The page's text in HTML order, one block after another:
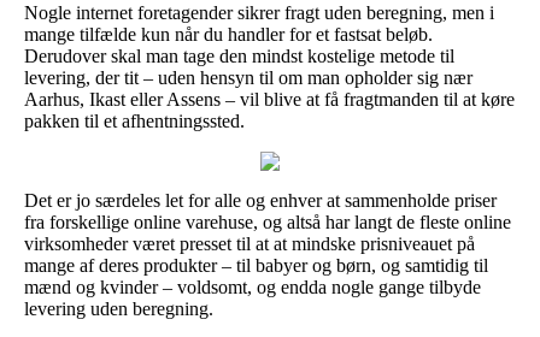
Nogle internet foretagender sikrer fragt uden beregning, men i
mange tilfælde kun når du handler for et fastsat beløb.
Derudover skal man tage den mindst kostelige metode til
levering, der tit – uden hensyn til om man opholder sig nær
Aarhus, Ikast eller Assens – vil blive at få fragtmanden til at køre
pakken til et afhentningssted.
Det er jo særdeles let for alle og enhver at sammenholde priser
fra forskellige online varehuse, og altså har langt de fleste online
virksomheder været presset til at at mindske prisniveauet på
mange af deres produkter – til babyer og børn, og samtidig til
mænd og kvinder – voldsomt, og endda nogle gange tilbyde
levering uden beregning.